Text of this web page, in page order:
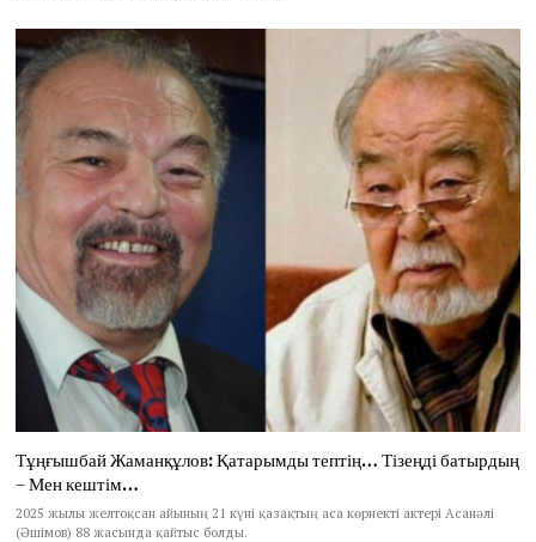
Тұңғышбай Жаманқұлов: Қатарымды тептің… Тізеңді батырдың
– Мен кештім…
2025 жылы желтоқсан айының 21 күні қазақтың аса көрнекті актері Асанәлі
(Әшімов) 88 жасында қайтыс болды.